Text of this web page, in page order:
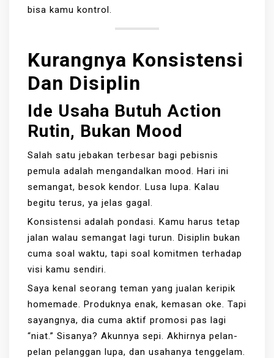
bisa kamu kontrol.
Kurangnya Konsistensi
Dan Disiplin
Ide Usaha Butuh Action
Rutin, Bukan Mood
Salah satu jebakan terbesar bagi pebisnis
pemula adalah mengandalkan mood. Hari ini
semangat, besok kendor. Lusa lupa. Kalau
begitu terus, ya jelas gagal.
Konsistensi adalah pondasi. Kamu harus tetap
jalan walau semangat lagi turun. Disiplin bukan
cuma soal waktu, tapi soal komitmen terhadap
visi kamu sendiri.
Saya kenal seorang teman yang jualan keripik
homemade. Produknya enak, kemasan oke. Tapi
sayangnya, dia cuma aktif promosi pas lagi
“niat.” Sisanya? Akunnya sepi. Akhirnya pelan-
pelan pelanggan lupa, dan usahanya tenggelam.